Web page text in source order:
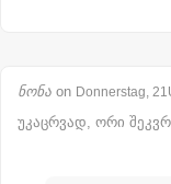
ნონა on Donnerstag,
უკაცრვად, ორი